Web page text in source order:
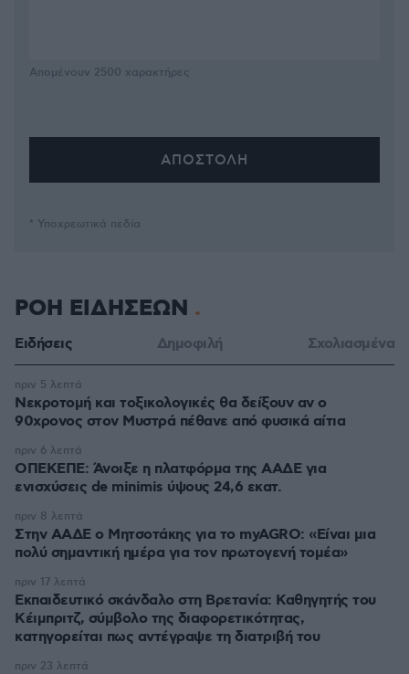
Απομένουν 2500 χαρακτήρες
* Υποχρεωτικά πεδία
ΡΟΗ ΕΙΔΗΣΕΩΝ
Ειδήσεις Δημοφιλή Σχολιασμένα
Νεκροτομή και τοξικολογικές θα δείξουν αν ο
90χρονος στον Μυστρά πέθανε από φυσικά αίτια
πριν 5 λεπτά
ΟΠΕΚΕΠΕ: Άνοιξε η πλατφόρμα της ΑΑΔΕ για
ενισχύσεις de minimis ύψους 24,6 εκατ.
πριν 6 λεπτά
Στην ΑΑΔΕ ο Μητσοτάκης για το myAGRO: «Είναι μια
πολύ σημαντική ημέρα για τον πρωτογενή τομέα»
πριν 8 λεπτά
Εκπαιδευτικό σκάνδαλο στη Βρετανία: Καθηγητής του
Κέιμπριτζ, σύμβολο της διαφορετικότητας,
κατηγορείται πως αντέγραψε τη διατριβή του
πριν 17 λεπτά
πριν 23 λεπτά